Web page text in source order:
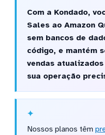
Com a Kondado,
Sales ao Amazon
sem bancos de
código, e mantém
vendas
sua operação
Nossos planos têm